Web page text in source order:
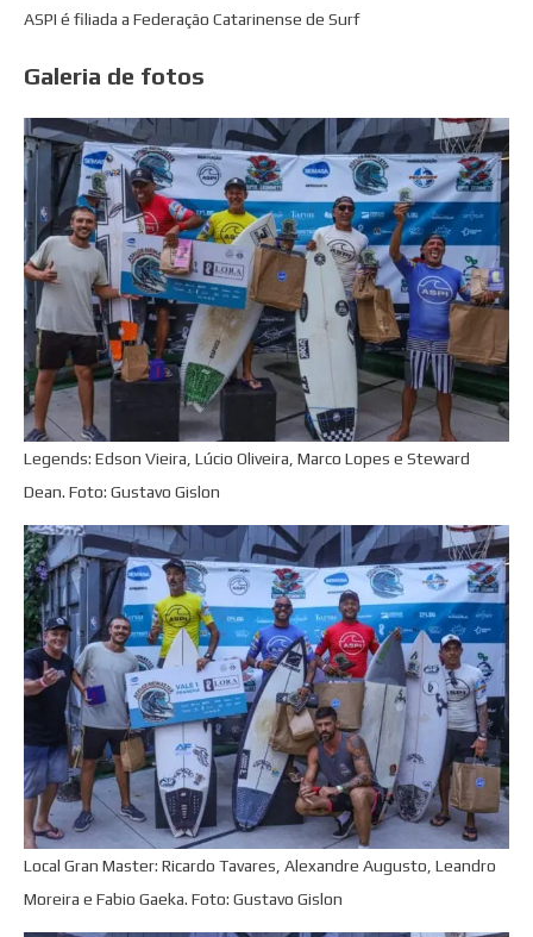
ASPI é filiada a Federação Catarinense de Surf
Galeria de fotos
Legends: Edson Vieira, Lúcio Oliveira, Marco Lopes e Steward
Dean. Foto: Gustavo Gislon
Local Gran Master: Ricardo Tavares, Alexandre Augusto, Leandro
Moreira e Fabio Gaeka. Foto: Gustavo Gislon